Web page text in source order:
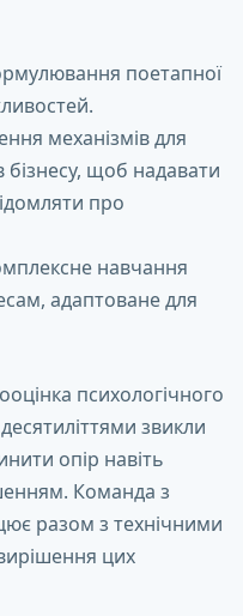
поетапної
механізмів для
бізнесу, щоб надавати
про
навчання
адаптоване для
психологічного
звикли
опір навіть
Команда з
разом з технічними
цих